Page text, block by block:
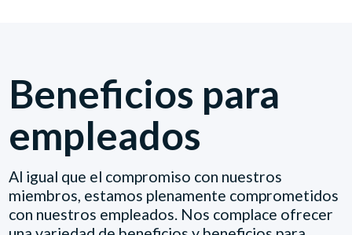
Beneficios para
empleados
Al igual que el compromiso con nuestros
miembros, estamos plenamente comprometidos
con nuestros empleados. Nos complace ofrecer